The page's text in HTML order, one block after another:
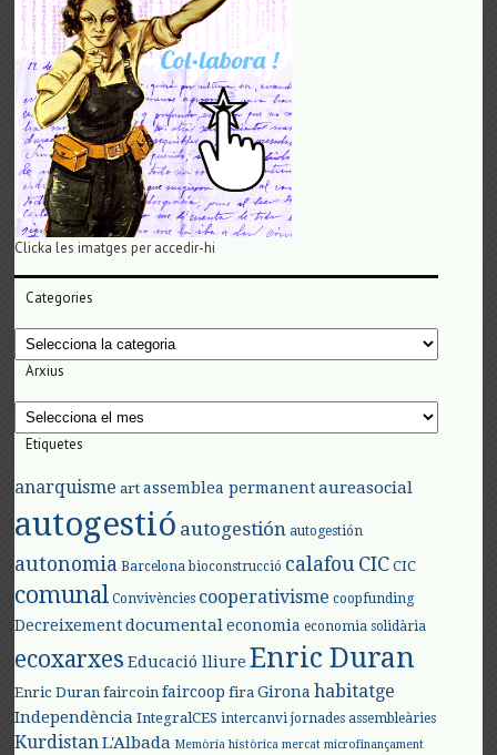
Clicka les imatges per accedir-hi
Categories
Categories
Arxius
Arxius
Etiquetes
anarquisme art assemblea permanent aureasocial
autogestió autogestión autogestión
autonomia Barcelona bioconstrucció calafouCIC CIC
comunal Convivències cooperativisme coopfunding
Decreixement documental economia economia solidària
ecoxarxes Educació lliure Enric Duran
Enric Duran faircoin faircoop fira Girona habitatge
Independència IntegralCES intercanvi jornades assembleàries
KurdistanL'Albada Memòria històrica mercat microfinançament